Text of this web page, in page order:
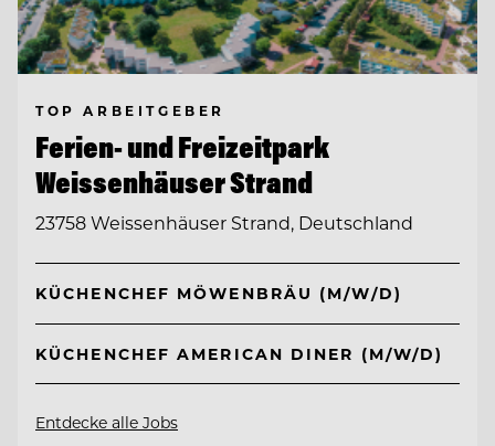
TOP ARBEITGEBER
Ferien- und Freizeitpark
Weissenhäuser Strand
23758 Weissenhäuser Strand, Deutschland
KÜCHENCHEF MÖWENBRÄU (M/W/D)
KÜCHENCHEF AMERICAN DINER (M/W/D)
Entdecke alle Jobs